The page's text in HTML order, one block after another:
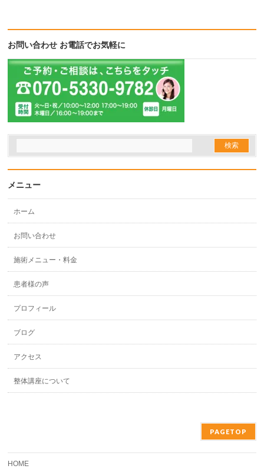
お問い合わせ お電話でお気軽に
メニュー
ホーム
お問い合わせ
施術メニュー・料金
患者様の声
プロフィール
ブログ
アクセス
整体講座について
PAGETOP
HOME